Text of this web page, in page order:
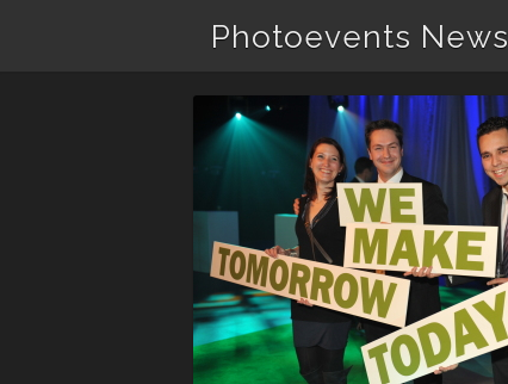
Photoevents News